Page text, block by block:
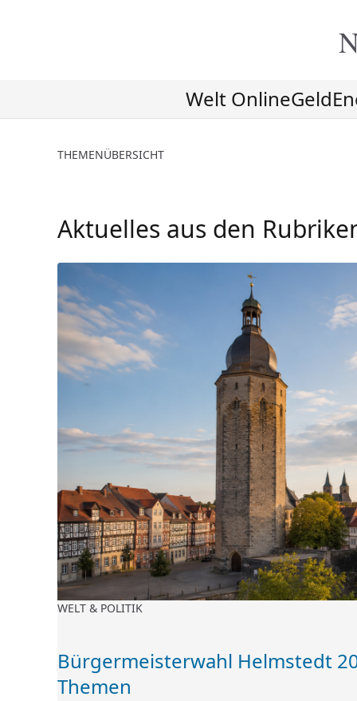
Welt OnlineGeld
THEMENÜBERSICHT
Aktuelles aus den
WELT & POLITIK
Bürgermeisterwahl Helmstedt
Themen